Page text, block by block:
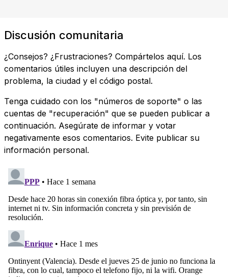
Discusión comunitaria
¿Consejos? ¿Frustraciones? Compártelos aquí. Los
comentarios útiles incluyen una descripción del
problema, la ciudad y el código postal.
Tenga cuidado con los "números de soporte" o las
cuentas de "recuperación" que se pueden publicar a
continuación. Asegúrate de informar y votar
negativamente esos comentarios. Evite publicar su
información personal.